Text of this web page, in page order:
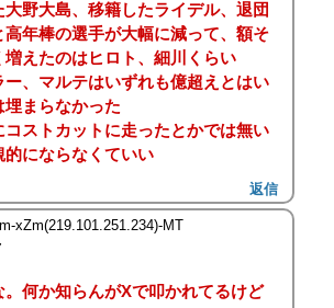
大野大島、移籍したライデル、退団
高年棒の選手が大幅に減って、額そ
えたのはヒロト、細川くらい
、マルテはいずれも億超えとはい
埋まらなかった
コストカットに走ったとかでは無い
にならなくていい
返信
xZm(219.101.251.234)-MT
。何か知らんがXで叩かれてるけど